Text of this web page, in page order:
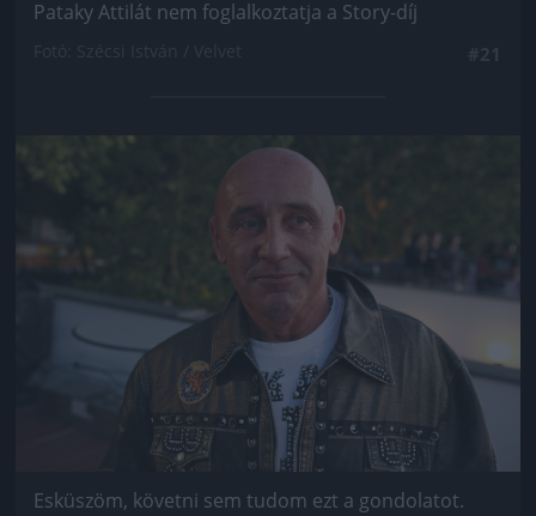
Pataky Attilát nem foglalkoztatja a Story-díj
Jön még kép!
Esküszöm, követni sem tudom ezt a gondolatot.